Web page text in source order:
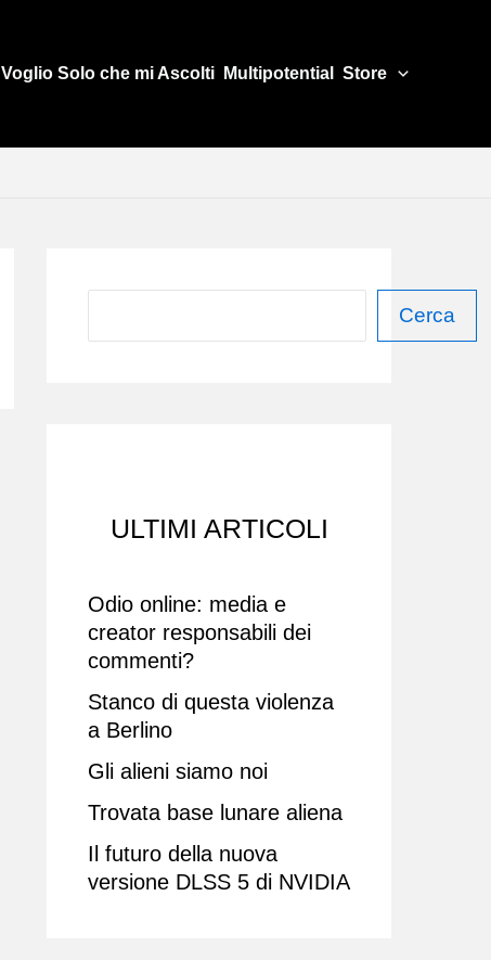
Voglio Solo che mi Ascolti Multipotential Store
e
Cerca
ULTIMI ARTICOLI
Odio online: media e
creator responsabili dei
commenti?
Stanco di questa violenza
a Berlino
Gli alieni siamo noi
Trovata base lunare aliena
Il futuro della nuova
versione DLSS 5 di NVIDIA